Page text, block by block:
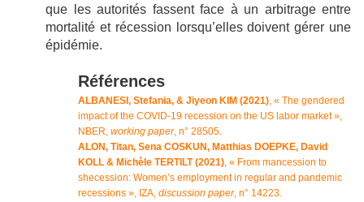
que les autorités fassent face à un arbitrage entre
mortalité et récession lorsqu’elles doivent gérer une
épidémie.
Références
ALBANESI, Stefania, & Jiyeon KIM (2021), « The gendered
impact of the COVID-19 recession on the US labor market »,
NBER, working paper, n° 28505.
ALON, Titan, Sena COSKUN, Matthias DOEPKE, David
KOLL & Michèle TERTILT (2021), « From mancession to
shecession: Women’s employment in regular and pandemic
recessions », IZA, discussion paper, n° 14223.